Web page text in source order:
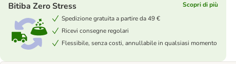
Bitiba Zero Stress
Scopri di più
Spedizione gratuita a partire da 49 €
Ricevi consegne regolari
Flessibile, senza costi, annullabile in qualsiasi momento